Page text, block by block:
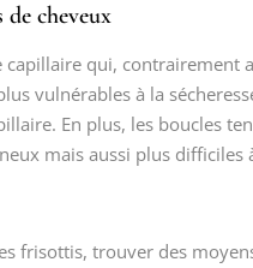
cheveux
qui, contrairement
vulnérables à la
En plus, les boucles
mais aussi plus difficiles
frisottis, trouver des